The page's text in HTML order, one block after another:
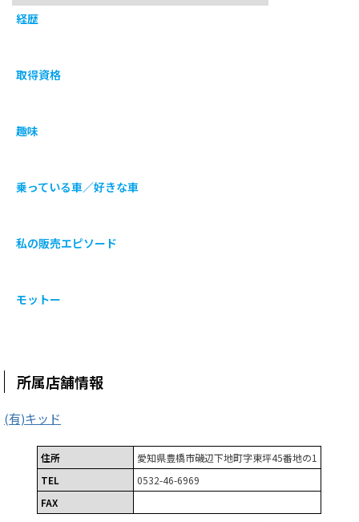
経歴
取得資格
趣味
乗っている車／好きな車
私の販売エピソード
モットー
所属店舗情報
(有)キッド
住所
愛知県豊橋市磯辺下地町字東坪45番地の1
TEL
0532-46-6969
FAX